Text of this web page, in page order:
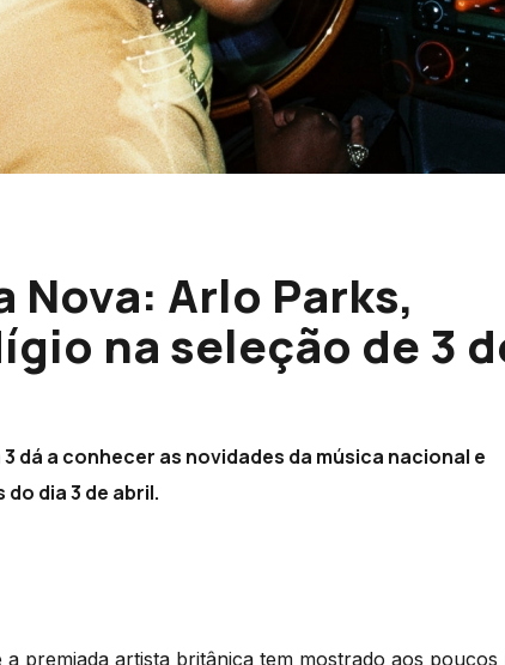
Nova: Arlo Parks,
na seleção de 3
dá a conhecer as novidades da música nacional e
dia 3 de abril.
a premiada artista britânica tem mostrado aos poucos